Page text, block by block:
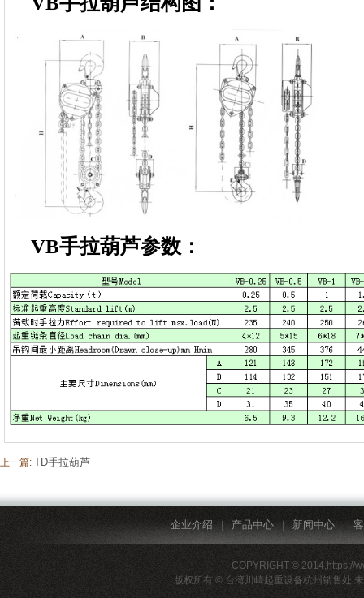
VB手拉葫芦参数：
上一篇: TD手拉葫芦
企业介绍 | 产品中心 | 新闻中心 |
COPYRIGHT © 2014,https://
版权所有 © 台湾川崎起重设备杭州销售处